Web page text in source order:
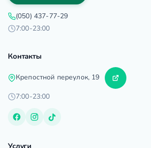
(050) 437-77-29
7:00-23:00
Контакты
Крепостной переулок, 19
7:00-23:00